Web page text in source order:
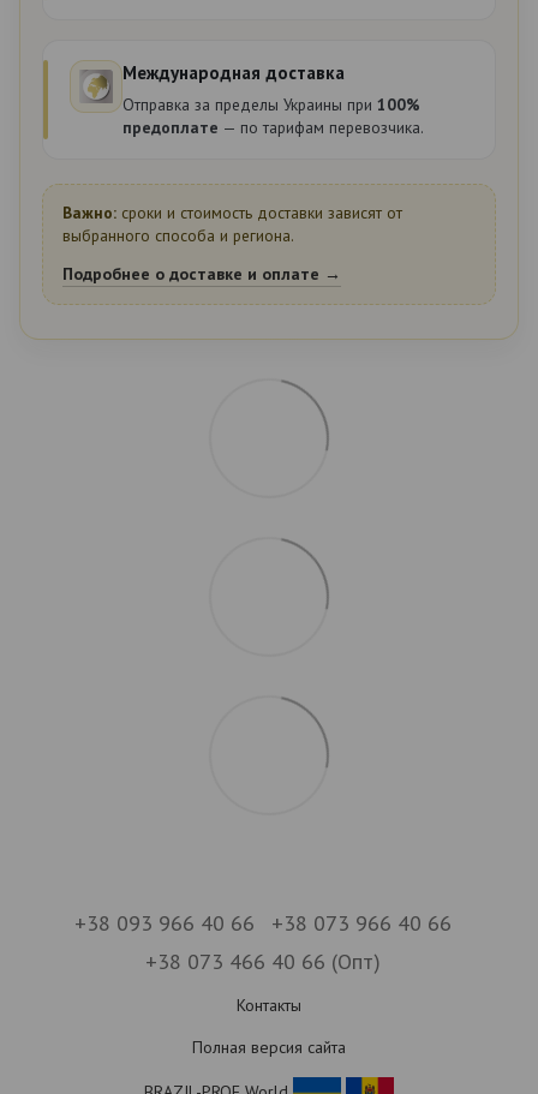
Международная доставка
Отправка за пределы Украины при 100%
предоплате — по тарифам перевозчика.
Важно: сроки и стоимость доставки зависят от
выбранного способа и региона.
Подробнее о доставке и оплате →
+38 093 966 40 66
+38 073 966 40 66
+38 073 466 40 66 (Опт)
Контакты
Полная версия сайта